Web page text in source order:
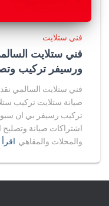
فني ستلايت
ورسيفر تركيب
فني ستلايت السالمي
صيانة ستلايت تركيب
تركيب رسيفر بي ان
اشتراكات صيانة
والمحلات والمقاهي اقرأ